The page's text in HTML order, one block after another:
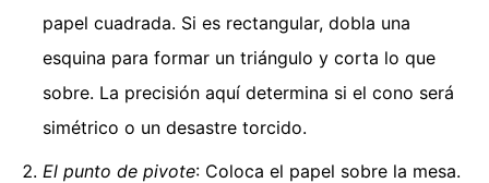
papel cuadrada. Si es rectangular, dobla una
esquina para formar un triángulo y corta lo que
sobre. La precisión aquí determina si el cono será
simétrico o un desastre torcido.
El punto de pivote: Coloca el papel sobre la mesa.